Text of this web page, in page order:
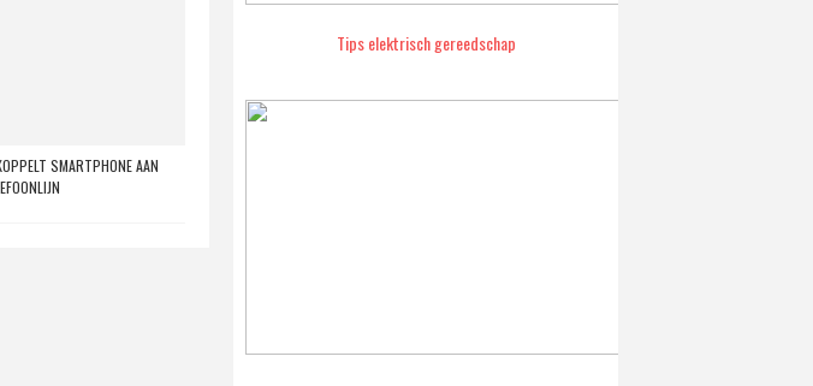
SMARTPHONE AAN
Tips elektrisch gereedschap